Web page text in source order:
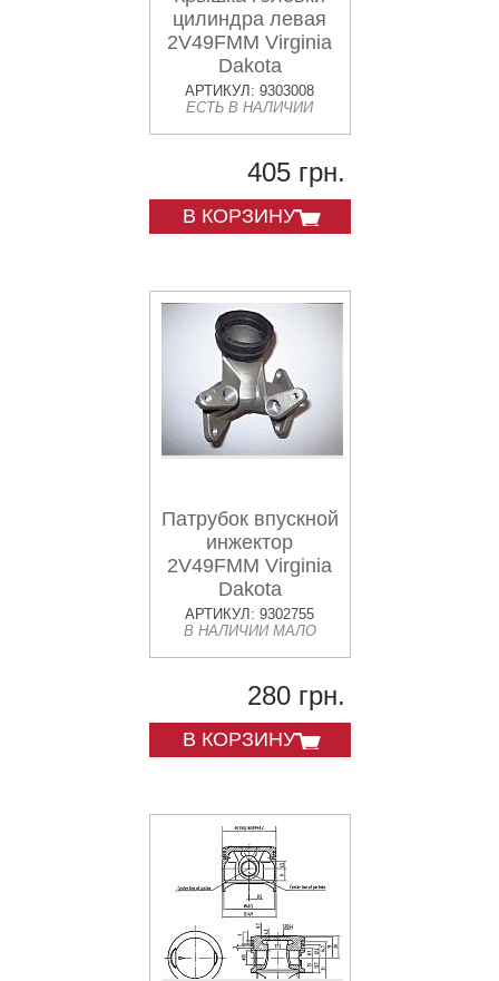
цилиндра левая
2V49FMM Virginia
Dakota
АРТИКУЛ: 9303008
ЕСТЬ В НАЛИЧИИ
405 грн.
В КОРЗИНУ
Патрубок впускной
инжектор
2V49FMM Virginia
Dakota
АРТИКУЛ: 9302755
В НАЛИЧИИ МАЛО
280 грн.
В КОРЗИНУ